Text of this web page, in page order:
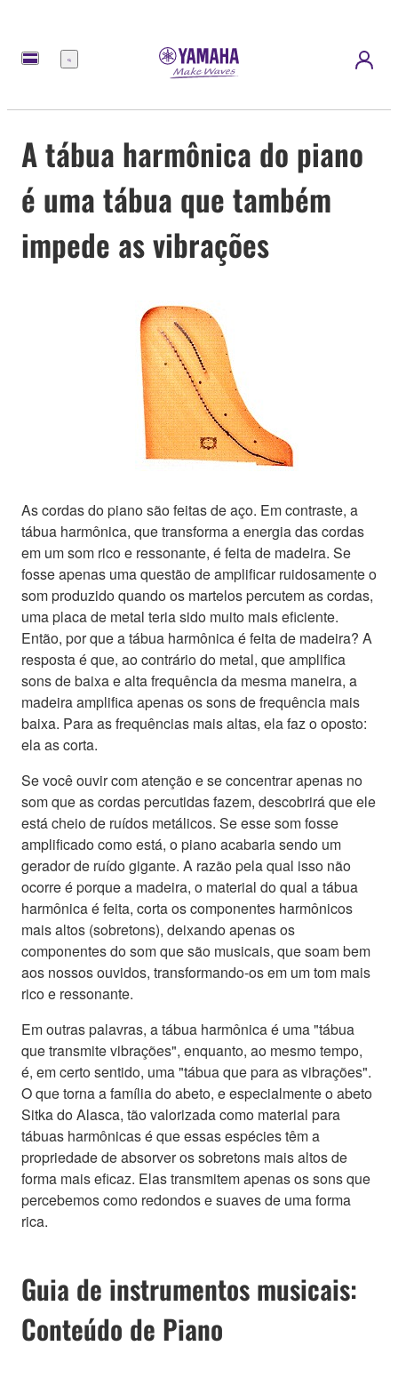
Menu
A tábua harmônica do piano
é uma tábua que também
impede as vibrações
As cordas do piano são feitas de aço. Em contraste, a
tábua harmônica, que transforma a energia das cordas
em um som rico e ressonante, é feita de madeira. Se
fosse apenas uma questão de amplificar ruidosamente o
som produzido quando os martelos percutem as cordas,
uma placa de metal teria sido muito mais eficiente.
Então, por que a tábua harmônica é feita de madeira? A
resposta é que, ao contrário do metal, que amplifica
sons de baixa e alta frequência da mesma maneira, a
madeira amplifica apenas os sons de frequência mais
baixa. Para as frequências mais altas, ela faz o oposto:
ela as corta.
Se você ouvir com atenção e se concentrar apenas no
som que as cordas percutidas fazem, descobrirá que ele
está cheio de ruídos metálicos. Se esse som fosse
amplificado como está, o piano acabaria sendo um
gerador de ruído gigante. A razão pela qual isso não
ocorre é porque a madeira, o material do qual a tábua
harmônica é feita, corta os componentes harmônicos
mais altos (sobretons), deixando apenas os
componentes do som que são musicais, que soam bem
aos nossos ouvidos, transformando-os em um tom mais
rico e ressonante.
Em outras palavras, a tábua harmônica é uma "tábua
que transmite vibrações", enquanto, ao mesmo tempo,
é, em certo sentido, uma "tábua que para as vibrações".
O que torna a família do abeto, e especialmente o abeto
Sitka do Alasca, tão valorizada como material para
tábuas harmônicas é que essas espécies têm a
propriedade de absorver os sobretons mais altos de
forma mais eficaz. Elas transmitem apenas os sons que
percebemos como redondos e suaves de uma forma
rica.
Guia de instrumentos musicais:
Conteúdo de Piano